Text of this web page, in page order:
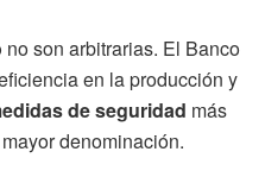
no son arbitrarias. El Banco
en la producción y
de seguridad más
denominación.